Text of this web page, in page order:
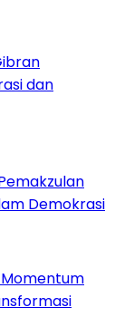
dan
Demokrasi